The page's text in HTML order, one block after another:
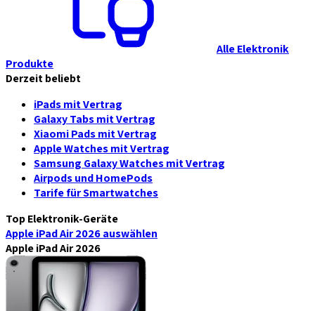
Alle Elektronik
Produkte
Derzeit beliebt
iPads mit Vertrag
Galaxy Tabs mit Vertrag
Xiaomi Pads mit Vertrag
Apple Watches mit Vertrag
Samsung Galaxy Watches mit Vertrag
Airpods und HomePods
Tarife für Smartwatches
Top Elektronik-Geräte
Apple iPad Air 2026auswählen
Apple iPad Air 2026